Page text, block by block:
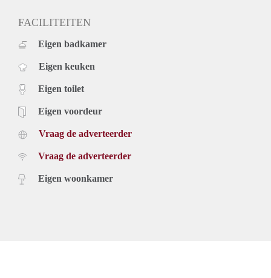
FACILITEITEN
Eigen badkamer
Eigen keuken
Eigen toilet
Eigen voordeur
Vraag de adverteerder
Vraag de adverteerder
Eigen woonkamer